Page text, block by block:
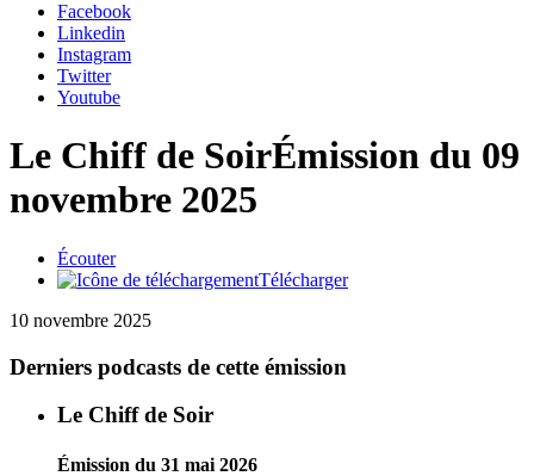
Facebook
Linkedin
Instagram
Twitter
Youtube
Le Chiff de SoirÉmission du 09
novembre 2025
Écouter
Télécharger
10 novembre 2025
Derniers podcasts de cette émission
Le Chiff de Soir
Émission du 31 mai 2026